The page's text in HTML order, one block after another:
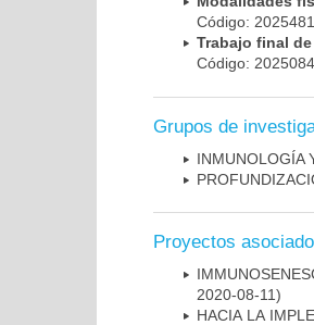
Código:
Trabajo final de
Código:
Grupos de
INMUNOLOGÍA
Proyectos
2020-08-11)
HACIA LA